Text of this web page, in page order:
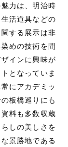
力は、明治時
活道具などの
する展示は非
めの技術を間
インに興味が
となっていま
にアカデミッ
板橋巡りにも
料も多数収蔵
しの美しさを
景勝地である